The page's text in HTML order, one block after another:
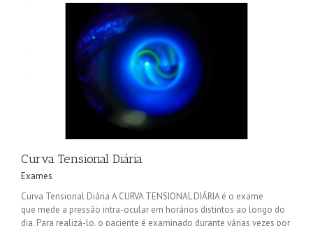
Curva Tensional Diária
Exames
Curva Tensional Diária A CURVA TENSIONAL DIÁRIA é o exame
que mede a pressão intra-ocular em horários distintos ao longo do
dia. Para realizá-lo, o paciente é examinado durante várias vezes por